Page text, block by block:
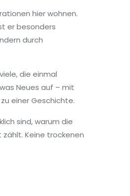
hier wohnen.
er besonders
durch
die einmal
Neues auf – mit
einer Geschichte.
sind, warum die
Keine trockenen